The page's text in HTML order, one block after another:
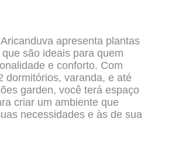
apresenta plantas
são ideais para quem
e conforto. Com
dormitórios, varanda, e até
garden, você terá espaço
criar um ambiente que
necessidades e às de sua